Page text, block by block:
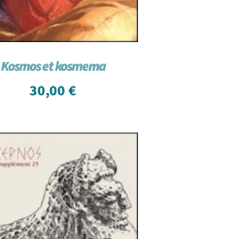
Kosmos et kosmema
30,00 €